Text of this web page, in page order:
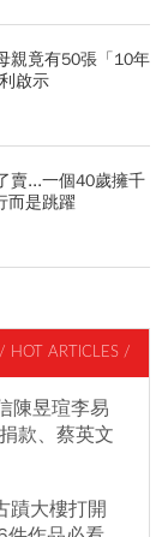
親竟有50張「10年
啟示
賣...一個40歲擁千
而是跳躍
/ HOT ARTICLES /
陳昱瑄李易
款、蔡英文
蹟大樓打開